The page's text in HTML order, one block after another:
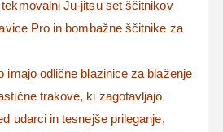
Ju-jitsu set ščitnikov
Pro in bombažne ščitnike za
imajo odlične blazinice za blaženje
trakove, ki zagotavljajo
udarci in tesnejše prileganje,